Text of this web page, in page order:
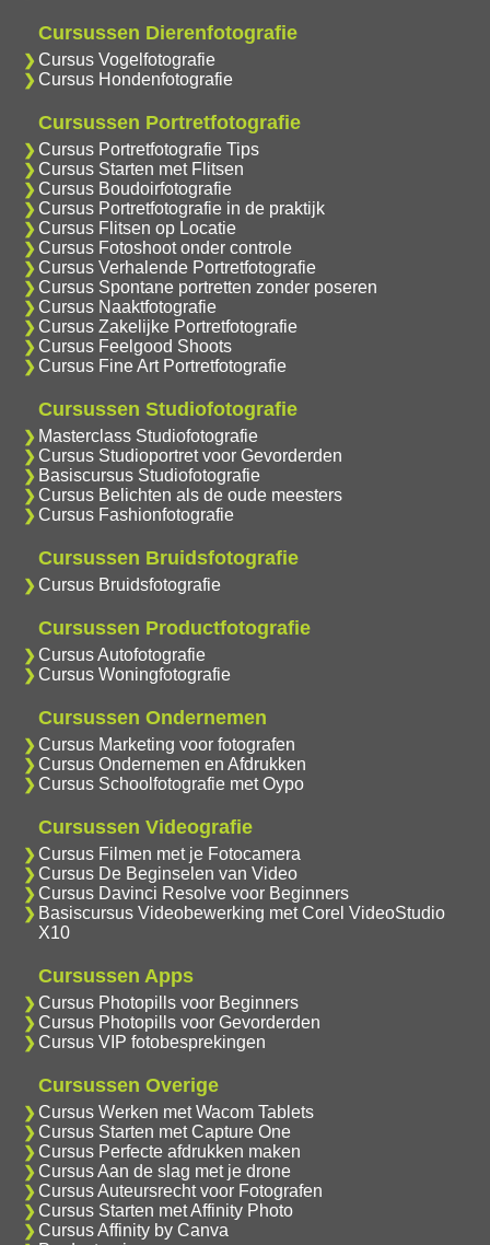
Cursussen Dierenfotografie
Cursus Vogelfotografie
Cursus Hondenfotografie
Cursussen Portretfotografie
Cursus Portretfotografie Tips
Cursus Starten met Flitsen
Cursus Boudoirfotografie
Cursus Portretfotografie in de praktijk
Cursus Flitsen op Locatie
Cursus Fotoshoot onder controle
Cursus Verhalende Portretfotografie
Cursus Spontane portretten zonder poseren
Cursus Naaktfotografie
Cursus Zakelijke Portretfotografie
Cursus Feelgood Shoots
Cursus Fine Art Portretfotografie
Cursussen Studiofotografie
Masterclass Studiofotografie
Cursus Studioportret voor Gevorderden
Basiscursus Studiofotografie
Cursus Belichten als de oude meesters
Cursus Fashionfotografie
Cursussen Bruidsfotografie
Cursus Bruidsfotografie
Cursussen Productfotografie
Cursus Autofotografie
Cursus Woningfotografie
Cursussen Ondernemen
Cursus Marketing voor fotografen
Cursus Ondernemen en Afdrukken
Cursus Schoolfotografie met Oypo
Cursussen Videografie
Cursus Filmen met je Fotocamera
Cursus De Beginselen van Video
Cursus Davinci Resolve voor Beginners
Basiscursus Videobewerking met Corel VideoStudio
X10
Cursussen Apps
Cursus Photopills voor Beginners
Cursus Photopills voor Gevorderden
Cursus VIP fotobesprekingen
Cursussen Overige
Cursus Werken met Wacom Tablets
Cursus Starten met Capture One
Cursus Perfecte afdrukken maken
Cursus Aan de slag met je drone
Cursus Auteursrecht voor Fotografen
Cursus Starten met Affinity Photo
Cursus Affinity by Canva